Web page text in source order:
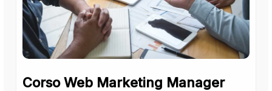
Corso Web Marketing Manager